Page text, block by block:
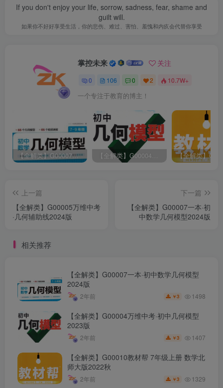
If you don't enjoy your life, sorrow, sadness, fear, shame and
guilt will.
如果你不好好享受生活，你的悲伤、难过、害怕、羞愧和内疚会代替你享受
掌控未来 关注
0 106 0 2 10.7W+
一个专注于教育的博主！
【全解类】G00007一本·初中数学几何模型2024版
上一篇
【全解类】G00005万维中考
·几何辅助线2024版
下一篇
【全解类】G00007一本·初
中数学几何模型2024版
相关推荐
【全解类】G00007一本·初中数学几何模型
2024版
2年前 ￥3 1498
【全解类】G00004万维中考·初中几何模型
2023版
2年前 ￥3 1407
【全解类】G00010教材帮 7年级上册 数学北
师大版2022秋
2年前 ￥3 1329